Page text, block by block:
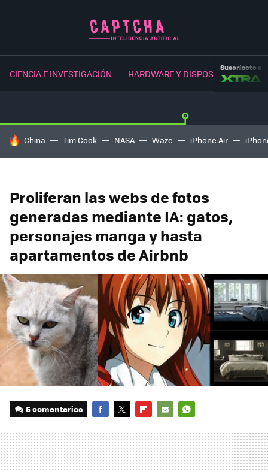
CIENCIA E INVESTIGACIÓN HARDWARE Y DISPOSITIVOSSuscríbete a
HOY SE HABLA DE
China Tim Cook NASA Waze iPhone Air
Proliferan las webs de fotos
generadas mediante IA: gatos,
personajes manga y hasta
apartamentos de Airbnb
5 comentarios
MAIL